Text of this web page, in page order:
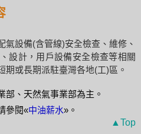
氣設備(含管線)安全檢查、維修、
設計，用戶設備安全檢查等相關
期或長期派駐臺灣各地(工)區。
部、天然氣事業部為主。
參閱«中油薪水»。
▲Top